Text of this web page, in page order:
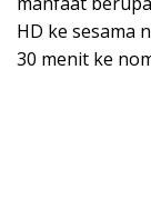
HD ke sesama
30 menit ke